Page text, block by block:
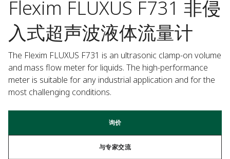
Flexim FLUXUS F731 非侵
入式超声波液体流量计
The Flexim FLUXUS F731 is an ultrasonic clamp-on volume
and mass flow meter for liquids. The high-performance
meter is suitable for any industrial application and for the
most challenging conditions.
询价
与专家交流